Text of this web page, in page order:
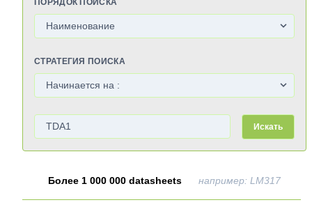
СТРАТЕГИЯ ПОИСКА
Искать
Более 1 000 000 datasheets например: LM317